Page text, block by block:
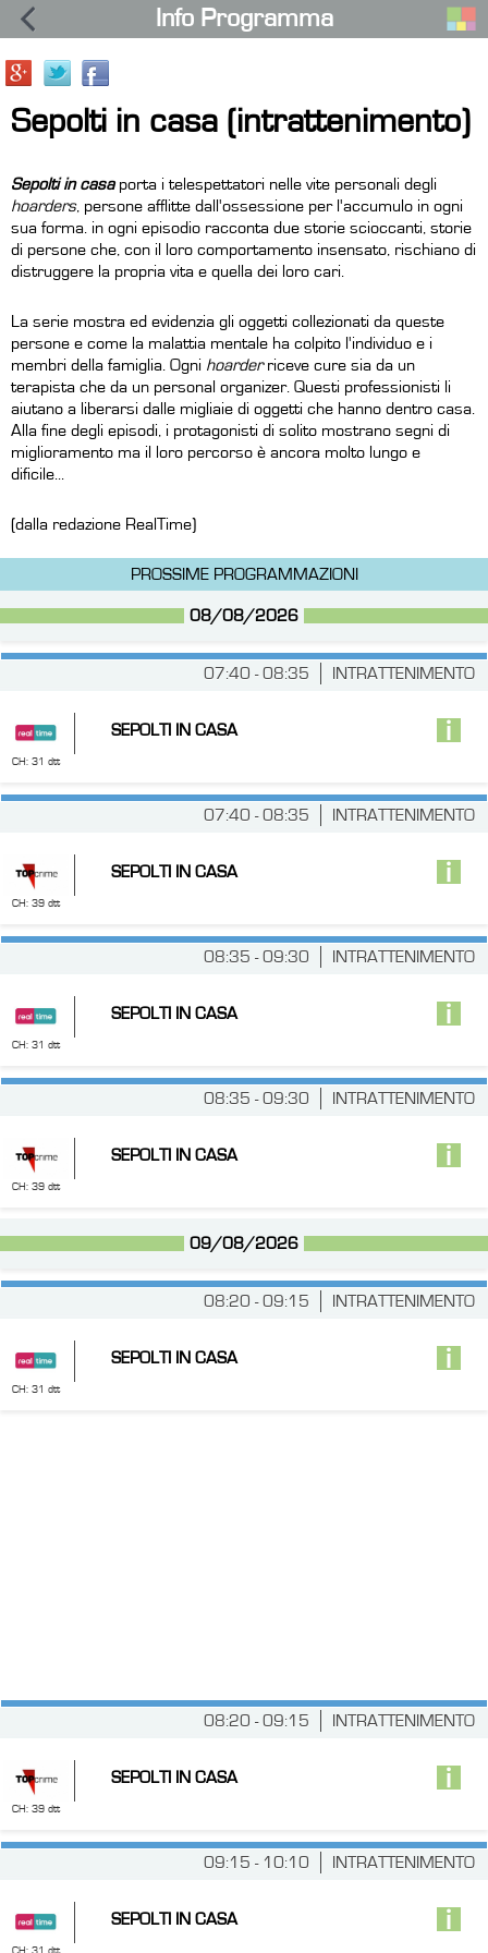
Info Programma
Sepolti in casa (intrattenimento)
Sepolti in casaporta i telespettatori nelle vite personali degli
hoarders, persone afflitte dall'ossessione per l'accumulo in ogni
sua forma. in ogni episodio racconta due storie scioccanti, storie
di persone che, con il loro comportamento insensato, rischiano di
distruggere la propria vita e quella dei loro cari.
La serie mostra ed evidenzia gli oggetti collezionati da queste
persone e come la malattia mentale ha colpito l'individuo e i
membri della famiglia. Ogni hoarderriceve cure sia da un
terapista che da un personal organizer. Questi professionisti li
aiutano a liberarsi dalle migliaie di oggetti che hanno dentro casa.
Alla fine degli episodi, i protagonisti di solito mostrano segni di
miglioramento ma il loro percorso è ancora molto lungo e
dificile...
(dalla redazione RealTime)
PROSSIME PROGRAMMAZIONI
08/08/2026
INTRATTENIMENTO
07:40 - 08:35
CH: 31 dtt
SEPOLTI IN CASA
INTRATTENIMENTO
07:40 - 08:35
CH: 39 dtt
SEPOLTI IN CASA
INTRATTENIMENTO
08:35 - 09:30
CH: 31 dtt
SEPOLTI IN CASA
INTRATTENIMENTO
08:35 - 09:30
CH: 39 dtt
SEPOLTI IN CASA
09/08/2026
INTRATTENIMENTO
08:20 - 09:15
CH: 31 dtt
SEPOLTI IN CASA
INTRATTENIMENTO
08:20 - 09:15
CH: 39 dtt
SEPOLTI IN CASA
INTRATTENIMENTO
09:15 - 10:10
CH: 31 dtt
SEPOLTI IN CASA